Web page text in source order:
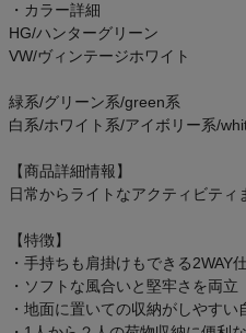
プロテイン・サプリメントまとめ買
スタッフブログ
・カラー詳細
HG/ハンターグリーン
VW/ヴィンテージホワイト
緑系/グリーン系/green系
白系/ホワイト系/アイボリー系/
【商品詳細情報】
日常からライトなアクティビテ
【特徴】
・手持ちも肩掛けもできる2WAY
・ソフトな風合いと堅牢さを両立
・地面に置いての収納がしやすい